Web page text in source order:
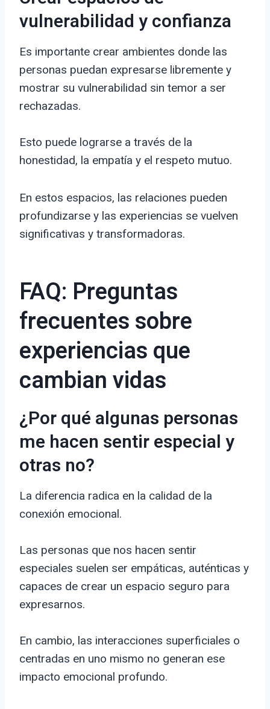
vulnerabilidad y confianza
Es importante crear ambientes donde las
personas puedan expresarse libremente y
mostrar su vulnerabilidad sin temor a ser
rechazadas.
Esto puede lograrse a través de la
honestidad, la empatía y el respeto mutuo.
En estos espacios, las relaciones pueden
profundizarse y las experiencias se vuelven
significativas y transformadoras.
FAQ: Preguntas
frecuentes sobre
experiencias que
cambian vidas
¿Por qué algunas personas
me hacen sentir especial y
otras no?
La diferencia radica en la calidad de la
conexión emocional.
Las personas que nos hacen sentir
especiales suelen ser empáticas, auténticas y
capaces de crear un espacio seguro para
expresarnos.
En cambio, las interacciones superficiales o
centradas en uno mismo no generan ese
impacto emocional profundo.